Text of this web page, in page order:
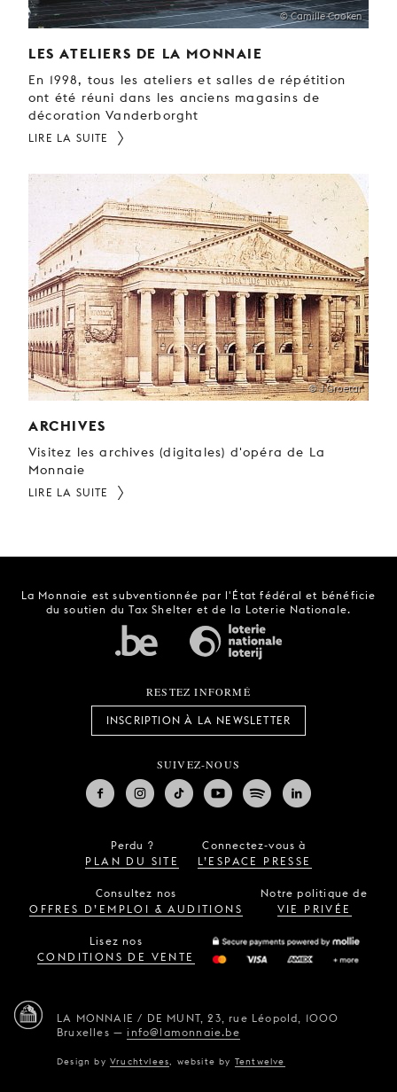
© Camille Cooken
LES ATELIERS DE LA MONNAIE
En 1998, tous les ateliers et salles de répétition
ont été réuni dans les anciens magasins de
décoration Vanderborght
LIRE LA SUITE
© J Groetar
ARCHIVES
Visitez les archives (digitales) d'opéra de La
Monnaie
LIRE LA SUITE
La Monnaie est subventionnée par l'État fédéral et bénéficie
du soutien du Tax Shelter et de la Loterie Nationale.
RESTEZ INFORMÉ
INSCRIPTION À LA NEWSLETTER
SUIVEZ-NOUS
Perdu ?
PLAN DU SITE
Connectez-vous à
L’ESPACE PRESSE
Consultez nos
OFFRES D’EMPLOI & AUDITIONS
Notre politique de
VIE PRIVÉE
Lisez nos
CONDITIONS DE VENTE
LA MONNAIE / DE MUNT, 23, rue Léopold, 1000
Bruxelles —info@lamonnaie.be
Design byVruchtvlees website by Tentwelve